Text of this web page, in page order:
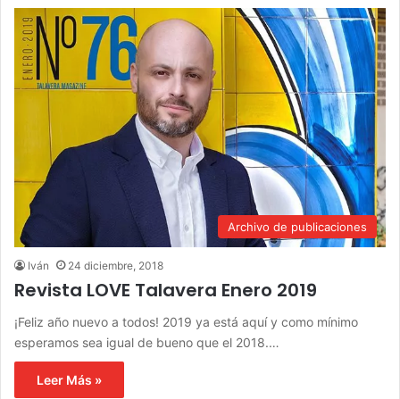
Archivo de publicaciones
Iván 24 diciembre, 2018
Revista LOVE Talavera Enero 2019
¡Feliz año nuevo a todos! 2019 ya está aquí y como mínimo
esperamos sea igual de bueno que el 2018.…
Leer Más »